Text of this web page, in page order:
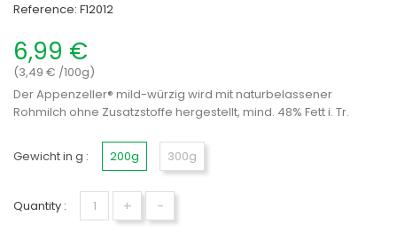
Reference: F12012
6,99 €
(3,49 € /100g)
Der Appenzeller® mild-würzig wird mit naturbelassener
Rohmilch ohne Zusatzstoffe hergestellt, mind. 48% Fett i. Tr.
Gewicht in g : 200g 300g
Quantity : + -